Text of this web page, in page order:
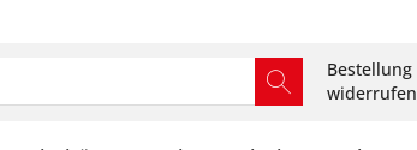
Bestellung
widerrufen